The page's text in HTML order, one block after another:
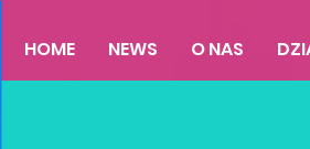
HOME NEWS O NAS